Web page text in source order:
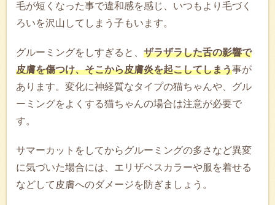
毛が短くなった事で違和感を感じ、いつもより毛づく
ろいを沢山してしまう子もいます。
グルーミングをしすぎると、 ザラザラした舌の影響で
皮膚を傷つけ、そこから皮膚炎を起こしてしまう事が
あります。変化に神経質なタイプの猫ちゃんや、グル
ーミングをよくする猫ちゃんの場合は注意が必要で
す。
サマーカットをしてからグルーミングの多さなど異変
に気づいた場合には、エリザベスカラーや服を着せる
などして皮膚へのダメージを防ぎましょう。